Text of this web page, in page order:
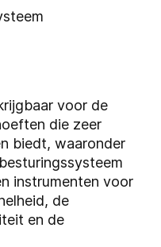
voor de
die zeer
biedt, waaronder
instrumenten voor
de
en de